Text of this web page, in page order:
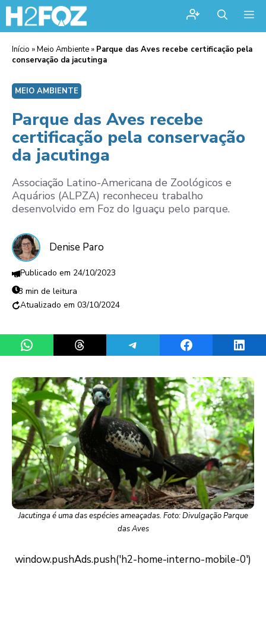
Início »Meio Ambiente » Parque das Aves recebe certificação pela
conservação da jacutinga
MEIO AMBIENTE
Parque das Aves recebe
certificação pela conservação
da jacutinga
Associação Latino-Americana de Zoológicos e
Aquários (ALPZA) reconheceu trabalho
desenvolvido em Foz do Iguaçu pelo parque.
Denise Paro
24/10/2023
3 min de leitura
03/10/2024
Share on WhatsAppShare on ThreadsShare on TelegramShare on Facebook
Jacutinga é uma das espécies ameaçadas. Foto: Divulgação Parque
das Aves